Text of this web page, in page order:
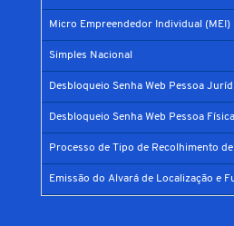
Micro Empreendedor Individual (MEI)
Simples Nacional
Desbloqueio Senha Web Pessoa
Desbloqueio Senha Web Pessoa
Processo de Tipo de Recolhimento de
Emissão do Alvará de Localização e